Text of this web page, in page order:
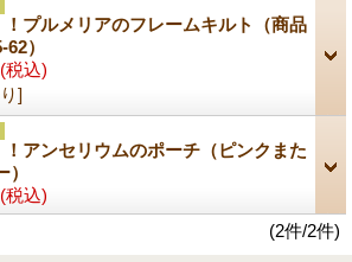
プルメリアのフレームキルト（商品
）
(税込)
]
アンセリウムのポーチ（ピンクまた
(税込)
(2件/2件)